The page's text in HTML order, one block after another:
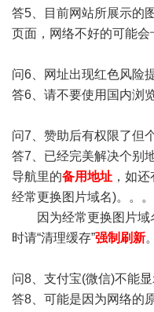
答5、目前网站所展示的
页面，网络不好的可能会
问6、网址出现红色风险
答6、请不要使用国内浏
问7、赞助后有权限了但
答7、已经完美解决个别
导航里的备用地址 ，如
经常更换图片域名)。。。
因为经常更换图片域
时请“清理缓存”强制刷新。
问8、支付宝(微信)不能
答8、可能是因为网络的